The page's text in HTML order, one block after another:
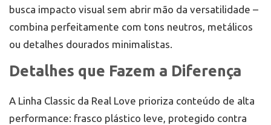
busca impacto visual sem abrir mão da versatilidade –
combina perfeitamente com tons neutros, metálicos
ou detalhes dourados minimalistas.
Detalhes que Fazem a Diferença
A Linha Classic da Real Love prioriza conteúdo de alta
performance: frasco plástico leve, protegido contra